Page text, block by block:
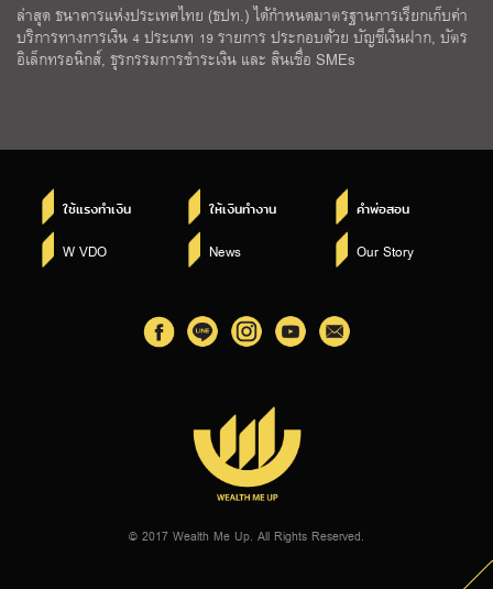
ล่าสุด ธนาคารแห่งประเทศไทย (ธปท.) ได้กำหนดมาตรฐานการเรียกเก็บค่า
บริการทางการเงิน 4 ประเภท 19 รายการ ประกอบด้วย บัญชีเงินฝาก, บัตร
อิเล็กทรอนิกส์, ธุรกรรมการชำระเงิน และ สินเชื่อ SMEs
ใช้แรงทำเงิน ให้เงินทำงาน คำพ่อสอน
W VDO News Our Story
© 2017 Wealth Me Up. All Rights Reserved.